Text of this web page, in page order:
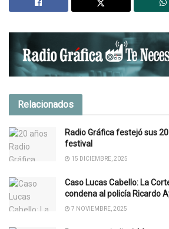
Relacionados
Radio Gráfica festejó sus
festival
15 DICIEMBRE, 2025
Caso Lucas Cabello: La
condena al policía Ricardo
7 NOVIEMBRE, 2025